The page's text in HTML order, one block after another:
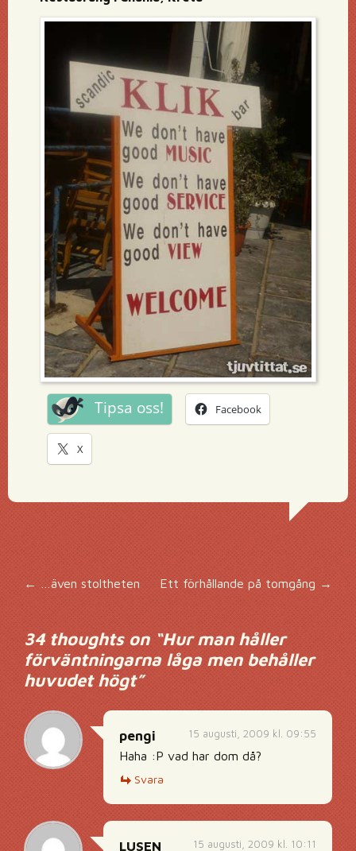
Tipsa oss! Facebook
X
Inläggsnavigering
←…även stoltheten Ett förhållande på tomgång→
34 thoughts on “Hur man håller
förväntningarna låga men behåller
huvudet högt”
15 augusti, 2009 kl. 09:55
pengi
Haha :P vad har dom då?
Svara
15 augusti, 2009 kl. 10:11
LUSEN